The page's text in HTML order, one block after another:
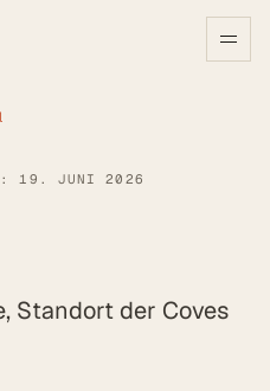
19. JUNI 2026
Standort der Coves